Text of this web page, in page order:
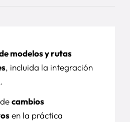
modelos y rutas
, incluida la integración
cambios
en la práctica